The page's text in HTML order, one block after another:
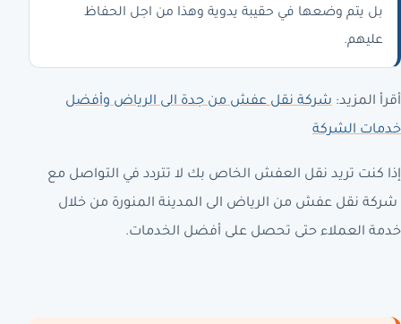
بل يتم وضعها في حقيبة يدوية وهذا من اجل الحفاظ
عليهم.
أقرأ المزيد: شركة نقل عفش من جدة الى الرياض وأفضل
خدمات الشركة
إذا كنت تريد نقل العفش الخاص بك لا تتردد في التواصل مع
شركة نقل عفش من الرياض الى المدينة المنورة من خلال
خدمة العملاء حتى تحصل على أفضل الخدمات.